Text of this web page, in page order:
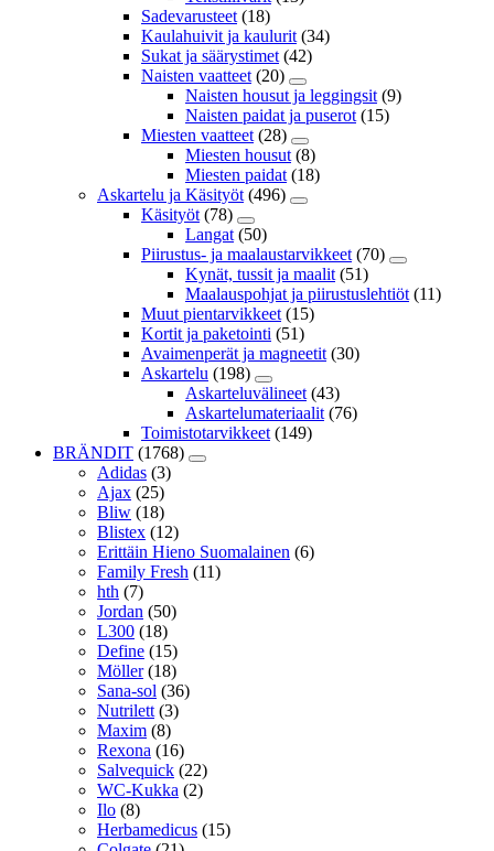
Sadevarusteet (18)
Kaulahuivit ja kaulurit (34)
Sukat ja säärystimet (42)
Naisten vaatteet (20)
Naisten housut ja leggingsit (9)
Naisten paidat ja puserot (15)
Miesten vaatteet (28)
Miesten housut (8)
Miesten paidat (18)
Askartelu ja Käsityöt (496)
Käsityöt (78)
Langat (50)
Piirustus- ja maalaustarvikkeet (70)
Kynät, tussit ja maalit (51)
Maalauspohjat ja piirustuslehtiöt (11)
Muut pientarvikkeet (15)
Kortit ja paketointi (51)
Avaimenperät ja magneetit (30)
Askartelu (198)
Askarteluvälineet (43)
Askartelumateriaalit (76)
Toimistotarvikkeet (149)
BRÄNDIT (1768)
Adidas (3)
Ajax (25)
Bliw (18)
Blistex (12)
Erittäin Hieno Suomalainen (6)
Family Fresh (11)
hth (7)
Jordan (50)
L300 (18)
Define (15)
Möller (18)
Sana-sol (36)
Nutrilett (3)
Maxim (8)
Rexona (16)
Salvequick (22)
WC-Kukka (2)
Ilo (8)
Herbamedicus (15)